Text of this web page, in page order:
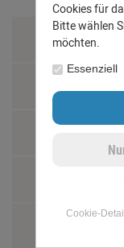
Cookies für
Bitte wählen
möchten.
Essenziell
Cookie-